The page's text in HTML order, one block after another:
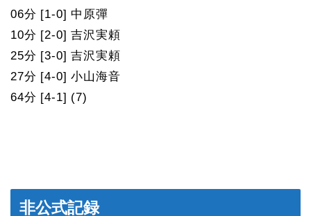
06分 [1-0] 中原彈
10分 [2-0] 吉沢実頼
25分 [3-0] 吉沢実頼
27分 [4-0] 小山海音
64分 [4-1] (7)
非公式記録